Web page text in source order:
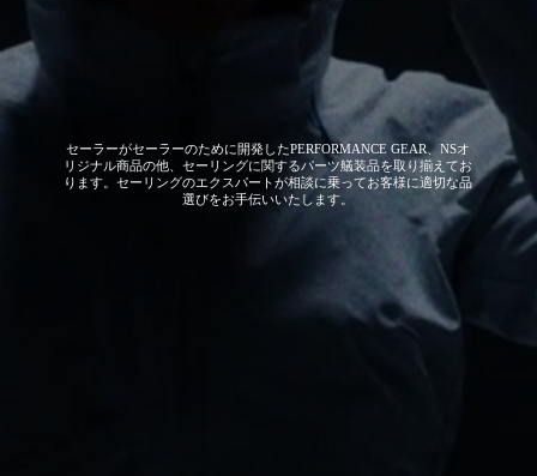
セーラーがセーラーのために開発したPERFORMANCE GEAR、NSオ
リジナル商品の他、セーリングに関するパーツ艤装品を取り揃えてお
ります。セーリングのエクスパートが相談に乗ってお客様に適切な品
選びをお手伝いいたします。